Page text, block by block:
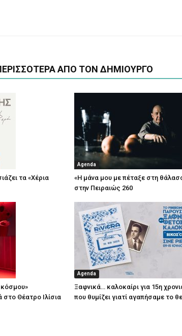
ΑΠΟ ΤΟΝ ΔΗΜΙΟΥΡΓΟ
τα «Χέρια
Agenda
«Η μάνα μου με πέταξε στη
στην Πειραιώς 260
κόσμου»
στο Θέατρο Ιλίσια
Agenda
Ξαφνικά… καλοκαίρι για 15η
που θυμίζει γιατί αγαπήσαμε το